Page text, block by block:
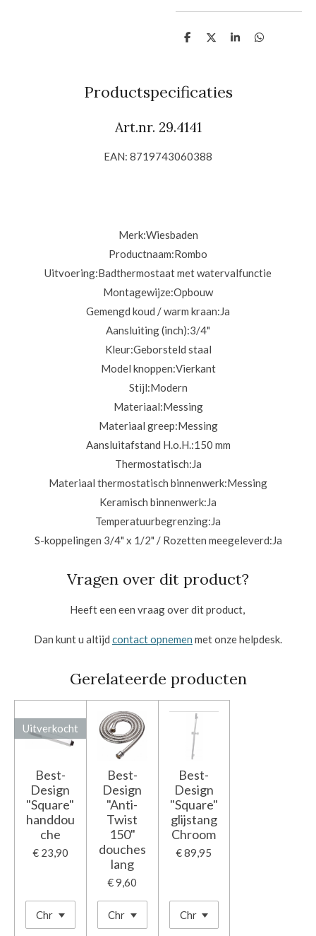
D
n
D
S
D
Productspecificaties
Art.nr. 29.4141
EAN: 8719743060388
Merk:Wiesbaden
Productnaam:Rombo
Uitvoering:Badthermostaat met watervalfunctie
Montagewijze:Opbouw
Gemengd koud / warm kraan:Ja
Aansluiting (inch):3/4"
Kleur:Geborsteld staal
Model knoppen:Vierkant
Stijl:Modern
Materiaal:Messing
Materiaal greep:Messing
Aansluitafstand H.o.H.:150 mm
Thermostatisch:Ja
Materiaal thermostatisch binnenwerk:Messing
Keramisch binnenwerk:Ja
Temperatuurbegrenzing:Ja
S-koppelingen 3/4" x 1/2" / Rozetten meegeleverd:Ja
Vragen over dit product?
Heeft een een vraag over dit product,
Dan kunt u altijd contact opnemen met onze helpdesk.
Gerelateerde producten
Uitverkocht
Best-
Design
"Square"
handdou
che
€ 23,90
Best-
Design
"Anti-
Twist
150"
douches
lang
€ 9,60
Best-
Design
"Square"
glijstang
Chroom
€ 89,95